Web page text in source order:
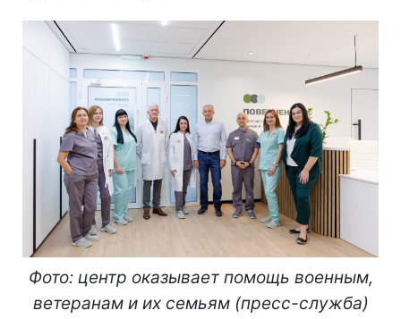
Фото: центр оказывает помощь военным,
ветеранам и их семьям (пресс-служба)